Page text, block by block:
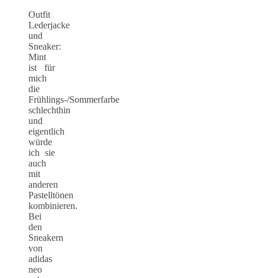
Outfit
Lederjacke
und
Sneaker:
Mint
ist für
mich
die
Frühlings-/Sommerfarbe
schlechthin
und
eigentlich
würde
ich sie
auch
mit
anderen
Pastelltönen
kombinieren.
Bei
den
Sneakern
von
adidas
neo